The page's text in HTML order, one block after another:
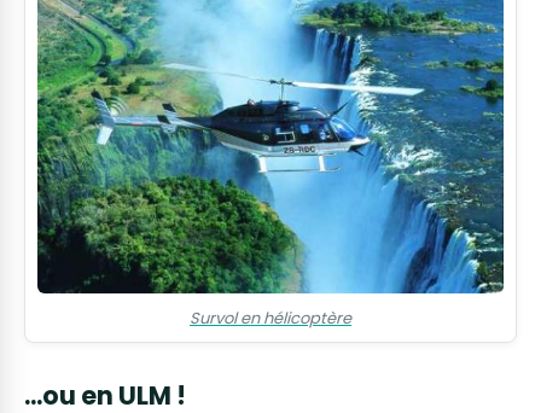
Survol en hélicoptère
...ou en ULM !